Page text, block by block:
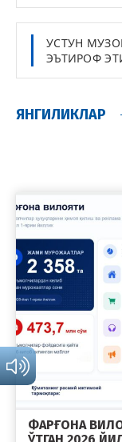
УСТУН
ЭЪТИРОФ
ЯНГИЛИКЛАР
ФАРҒОНА